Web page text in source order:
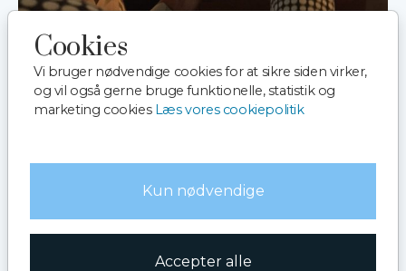
Cookies
Vi bruger nødvendige cookies for at sikre siden virker,
og vil også gerne bruge funktionelle, statistik og
marketing cookies Læs vores cookiepolitik
Kun nødvendige
Accepter alle
Oktoberfest 2025
Gyldig til: 17. okt. 2025 kl. 21.00
Grundpris 0,00 DKK